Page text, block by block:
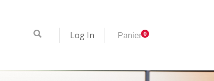
Log In Panier0